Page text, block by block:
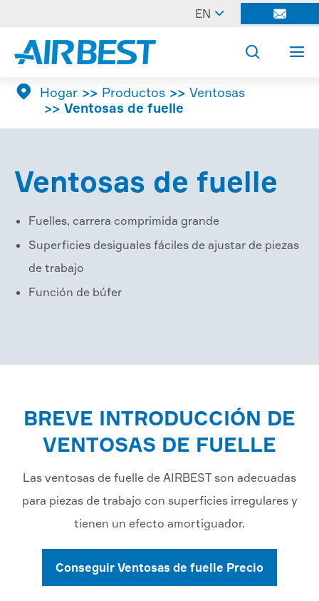
EN  
 
 Hogar Productos
Ventosas
Ventosas de fuelle
Ventosas de fuelle
Fuelles, carrera comprimida grande
Superficies desiguales fáciles de ajustar de piezas
de trabajo
Función de búfer
BREVE INTRODUCCIÓN DE
VENTOSAS DE FUELLE
Las ventosas de fuelle de AIRBEST son adecuadas
para piezas de trabajo con superficies irregulares y
tienen un efecto amortiguador.
Conseguir Ventosas de fuelle Precio